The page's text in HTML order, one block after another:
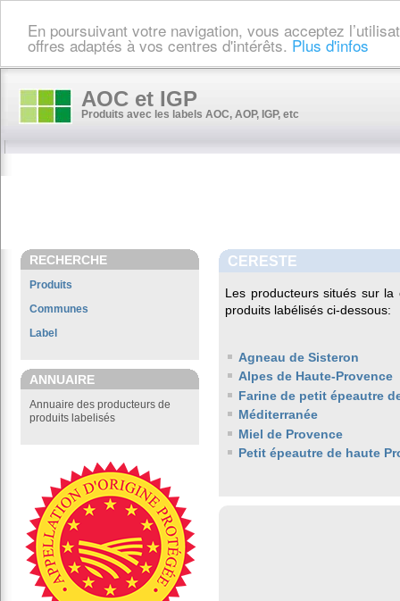
En poursuivant votre navigation, vous acceptez
offres adaptés à vos centres d'intérêts. Plus d'infos
AOC et IGP
Produits avec les labels AOC, AOP, IGP, etc
RECHERCHE
Produits
Communes
Label
ANNUAIRE
Annuaire des producteurs de
produits labelisés
CERESTE
Les producteurs situés sur
produits labélisés ci-dessous:
Agneau de Sisteron
Alpes de Haute-Provence
Farine de petit épeautre
Méditerranée
Miel de Provence
Petit épeautre de haute